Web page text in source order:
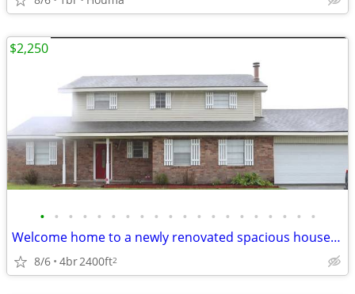
• • • • • • • • • • • • • • • • • • • •
Welcome home to a newly renovated spacious house in a highly sought af
8/6 4br2400ft2
$2,250